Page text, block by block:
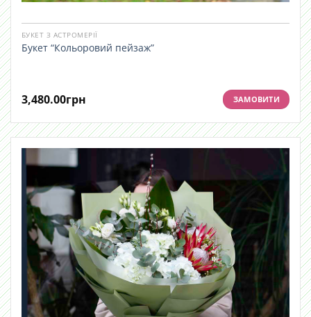
БУКЕТ З АСТРОМЕРІЇ
Букет “Кольоровий пейзаж”
3,480.00грн ЗАМОВИТИ